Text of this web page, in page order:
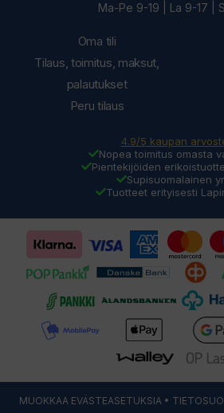
Oma tili
Tilaus, toimitus, maksut,
palautukset
Peru tilaus
Ma-Pe 9-19 | La 9-17 |
4.9/5 kaupan
Nopea toimitus omasta
Pientekijöiden
Supisuomalainen
Tuotteet erityisesti
MUOKKAA EVÄSTEASETUKSIA •